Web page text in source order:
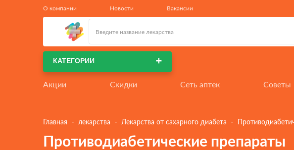
КАТЕГОРИИ
Главная - лекарства - Лекарства от сахарного диабета -
Противодиабетические препараты